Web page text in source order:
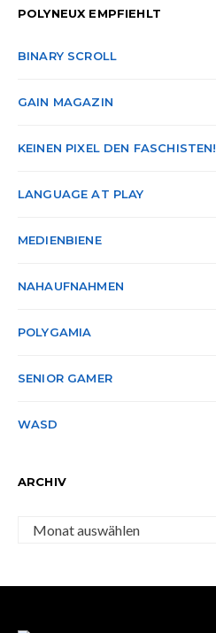
POLYNEUX EMPFIEHLT
BINARY SCROLL
GAIN MAGAZIN
KEINEN PIXEL DEN FASCHISTEN!
LANGUAGE AT PLAY
MEDIENBIENE
NAHAUFNAHMEN
POLYGAMIA
SENIOR GAMER
WASD
ARCHIV
Archiv